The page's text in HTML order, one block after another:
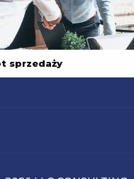
sprzedaży